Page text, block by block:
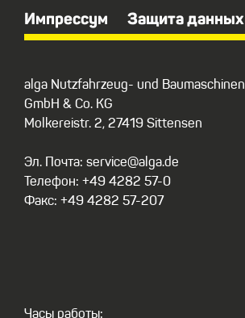
Импрессум Защита данных
alga Nutzfahrzeug- und Baumaschinen
GmbH & Co. KG
Molkereistr. 2, 27419 Sittensen
Эл. Почта: service@alga.de
Телефон: +49 4282 57-0
Факс: +49 4282 57-207
Часы работы: